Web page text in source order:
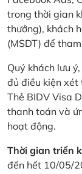
trong thời gian
thưởng), khách
(MSDT) để
Quý khách lưu
đủ điều kiện xét
Thẻ BIDV Visa
thanh toán và
hoạt động.
Thời gian triển
đến hết 10/05/